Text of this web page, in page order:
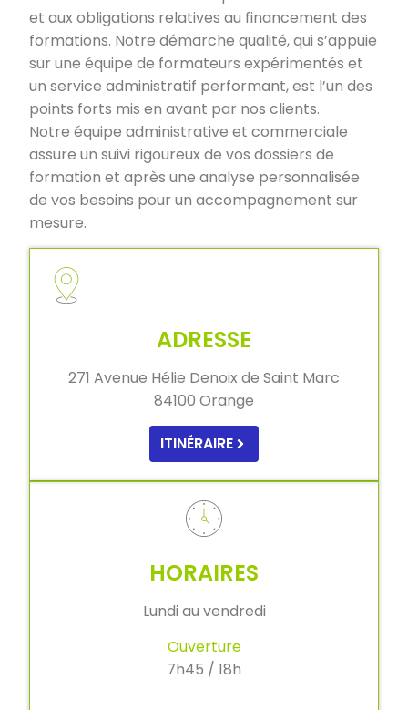
et aux obligations relatives au financement des
formations. Notre démarche qualité, qui s’appuie
sur une équipe de formateurs expérimentés et
un service administratif performant, est l’un des
points forts mis en avant par nos clients.
Notre équipe administrative et commerciale
assure un suivi rigoureux de vos dossiers de
formation et après une analyse personnalisée
de vos besoins pour un accompagnement sur
mesure.
ADRESSE
271 Avenue Hélie Denoix de Saint Marc
84100 Orange
ITINÉRAIRE
HORAIRES
Lundi au vendredi
Ouverture
7h45 / 18h